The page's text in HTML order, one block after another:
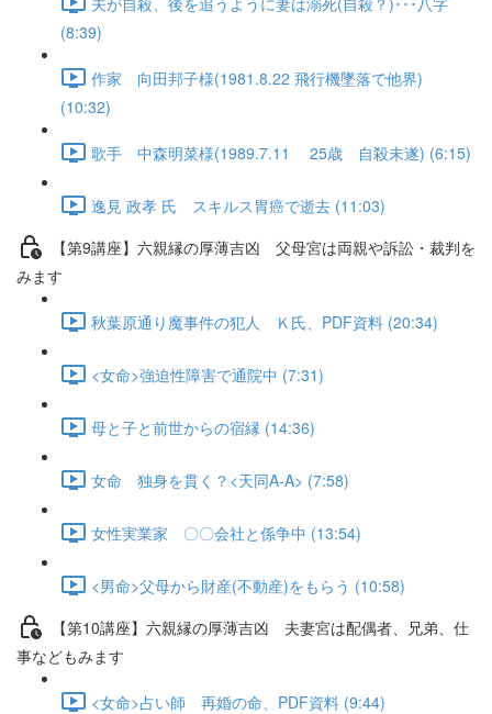
(8:39)
作家 向田邦子様(1981.8.22 飛行機墜落で他界)
(10:32)
歌手 中森明菜様(1989.7.11 25歳 自殺未遂) (6:15)
逸見 政孝 氏 スキルス胃癌で逝去 (11:03)
【第9講座】六親縁の厚薄吉凶 父母宮は両親や訴訟・裁判を
みます
秋葉原通り魔事件の犯人 Ｋ氏、PDF資料 (20:34)
<女命>強迫性障害で通院中 (7:31)
母と子と前世からの宿縁 (14:36)
女命 独身を貫く？<天同A-A> (7:58)
女性実業家 〇〇会社と係争中 (13:54)
<男命>父母から財産(不動産)をもらう (10:58)
【第10講座】六親縁の厚薄吉凶 夫妻宮は配偶者、兄弟、仕
事などもみます
<女命>占い師 再婚の命、PDF資料 (9:44)